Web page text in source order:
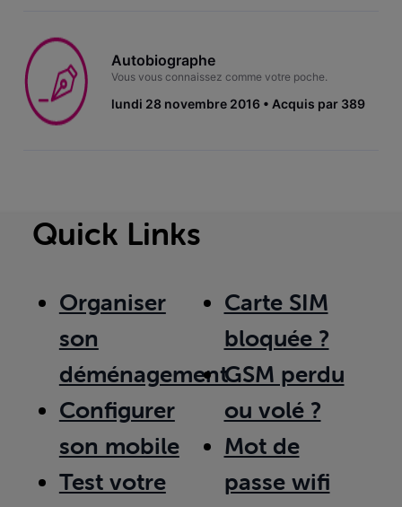
Autobiographe
Vous vous connaissez comme votre poche.
lundi 28 novembre 2016 Acquis par 389
Quick Links
Organiser
son
déménagement
Configurer
son mobile
Test votre
Carte SIM
bloquée ?
GSM perdu
ou volé ?
Mot de
passe wifi